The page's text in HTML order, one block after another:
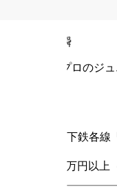
【福岡】ジ
株式会社貴瞬
未経験からプロのジ
JR・地下鉄各線
月給30万円以上